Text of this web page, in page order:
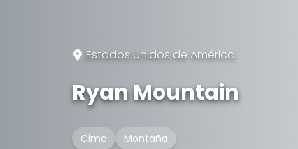
Estados Unidos de América
Ryan Mountain
Cima Montaña